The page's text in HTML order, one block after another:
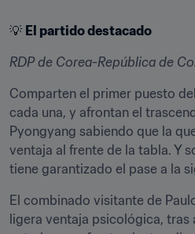
💡 El partido destacado
RDP de Corea-República de
Comparten el primer puesto del
cada una, y afrontan el
Pyongyang sabiendo que la
ventaja al frente de la tabla. Y
tiene garantizado el pase a la
El combinado visitante de
ligera ventaja psicológica,